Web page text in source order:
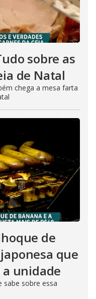
sobre as
de Natal
chega a mesa farta
de
que
a unidade
sabe sobre essa